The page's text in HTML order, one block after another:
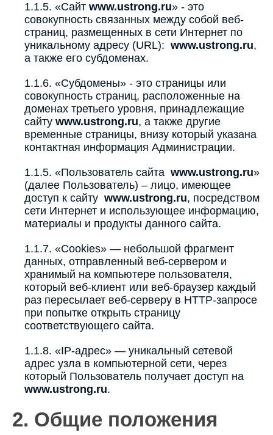
1.1.5. «Сайт www.ustrong.ru» - это
совокупность связанных между собой веб-
страниц, размещенных в сети Интернет по
уникальному адресу (URL): www.ustrong.ru,
а также его субдоменах.
1.1.6. «Субдомены» - это страницы или
совокупность страниц, расположенные на
доменах третьего уровня, принадлежащие
сайту www.ustrong.ru, а также другие
временные страницы, внизу который указана
контактная информация Администрации.
1.1.5. «Пользователь сайта www.ustrong.ru»
(далее Пользователь) – лицо, имеющее
доступ к сайту www.ustrong.ru, посредством
сети Интернет и использующее информацию,
материалы и продукты данного сайта.
1.1.7. «Cookies» — небольшой фрагмент
данных, отправленный веб-сервером и
хранимый на компьютере пользователя,
который веб-клиент или веб-браузер каждый
раз пересылает веб-серверу в HTTP-запросе
при попытке открыть страницу
соответствующего сайта.
1.1.8. «IP-адрес» — уникальный сетевой
адрес узла в компьютерной сети, через
который Пользователь получает доступ на
www.ustrong.ru.
2. Общие положения